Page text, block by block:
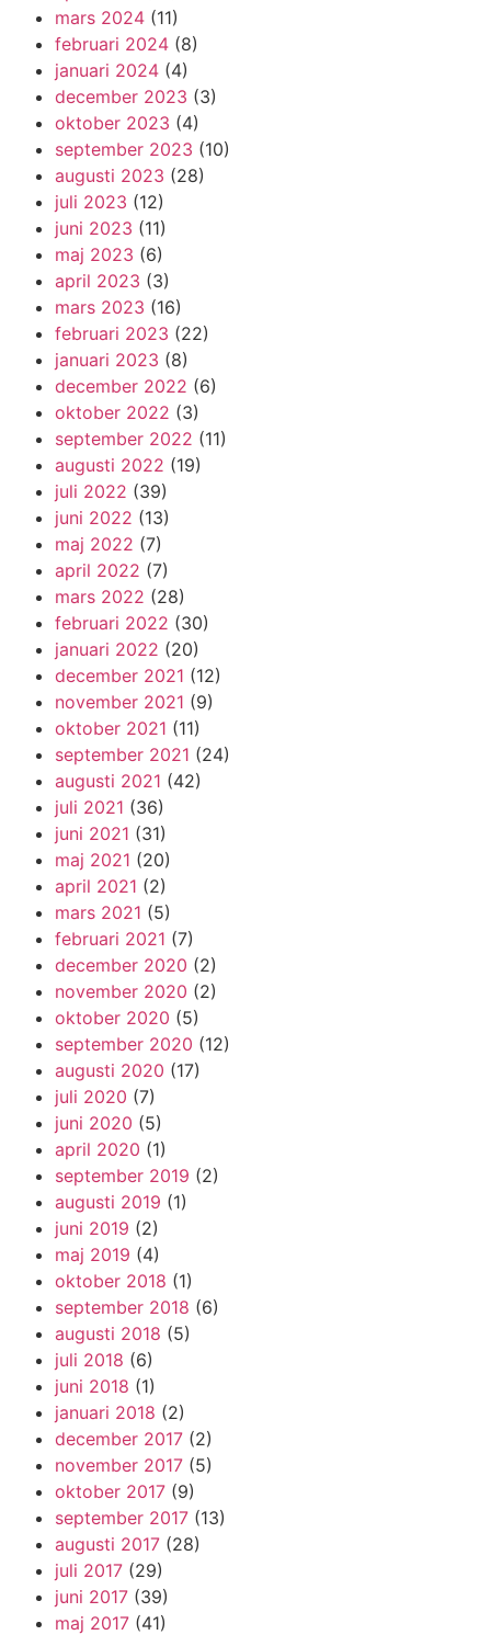
mars 2024 (11)
februari 2024 (8)
januari 2024 (4)
december 2023 (3)
oktober 2023 (4)
september 2023 (10)
augusti 2023 (28)
juli 2023 (12)
juni 2023 (11)
maj 2023 (6)
april 2023 (3)
mars 2023 (16)
februari 2023 (22)
januari 2023 (8)
december 2022 (6)
oktober 2022 (3)
september 2022 (11)
augusti 2022 (19)
juli 2022 (39)
juni 2022 (13)
maj 2022 (7)
april 2022 (7)
mars 2022 (28)
februari 2022 (30)
januari 2022 (20)
december 2021 (12)
november 2021 (9)
oktober 2021 (11)
september 2021 (24)
augusti 2021 (42)
juli 2021 (36)
juni 2021 (31)
maj 2021 (20)
april 2021 (2)
mars 2021 (5)
februari 2021 (7)
december 2020 (2)
november 2020 (2)
oktober 2020 (5)
september 2020 (12)
augusti 2020 (17)
juli 2020 (7)
juni 2020 (5)
april 2020 (1)
september 2019 (2)
augusti 2019 (1)
juni 2019 (2)
maj 2019 (4)
oktober 2018 (1)
september 2018 (6)
augusti 2018 (5)
juli 2018 (6)
juni 2018 (1)
januari 2018 (2)
december 2017 (2)
november 2017 (5)
oktober 2017 (9)
september 2017 (13)
augusti 2017 (28)
juli 2017 (29)
juni 2017 (39)
maj 2017 (41)